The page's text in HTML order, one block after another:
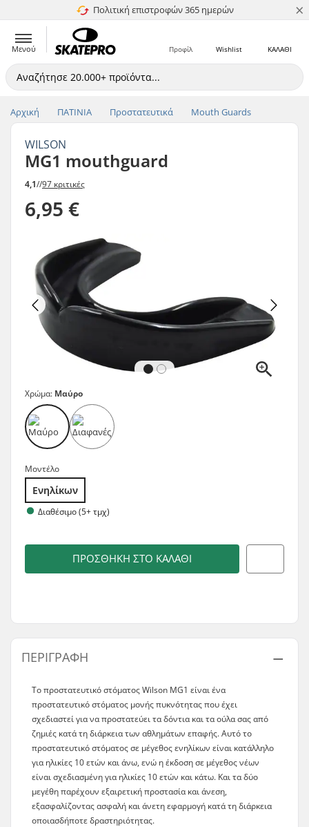
Πολιτική επιστροφών 365 ημερών
4.8 στα 5 ×
Μενού ΚΑΛΑΘΙ
Wishlist
Προφίλ
Αρχική ΠΑΤΙΝΙΑ Προστατευτικά Mouth Guards
WILSON
MG1 mouthguard
4,1//97 κριτικές
6,95 €
Χρώμα: Μαύρο
Μοντέλο
Ενηλίκων
Διαθέσιμο (5+ τμχ)
ΠΡΟΣΘΉΚΗ ΣΤΟ ΚΑΛΆΘΙ
ΠΕΡΙΓΡΑΦΉ
Το προστατευτικό στόματος Wilson MG1 είναι ένα
προστατευτικό στόματος μονής πυκνότητας που έχει
σχεδιαστεί για να προστατεύει τα δόντια και τα ούλα σας από
ζημιές κατά τη διάρκεια των αθλημάτων επαφής. Αυτό το
προστατευτικό στόματος σε μέγεθος ενηλίκων είναι κατάλληλο
για ηλικίες 10 ετών και άνω, ενώ η έκδοση σε μέγεθος νέων
είναι σχεδιασμένη για ηλικίες 10 ετών και κάτω. Και τα δύο
μεγέθη παρέχουν εξαιρετική προστασία και άνεση,
εξασφαλίζοντας ασφαλή και άνετη εφαρμογή κατά τη διάρκεια
οποιασδήποτε δραστηριότητας.